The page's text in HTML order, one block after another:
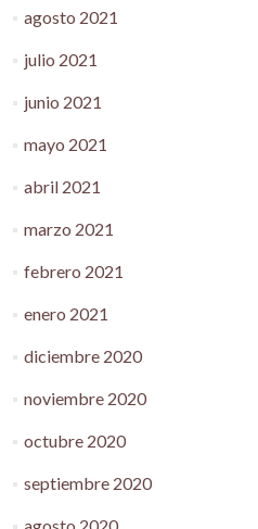
agosto 2021
julio 2021
junio 2021
mayo 2021
abril 2021
marzo 2021
febrero 2021
enero 2021
diciembre 2020
noviembre 2020
octubre 2020
septiembre 2020